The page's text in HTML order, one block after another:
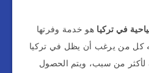
في تركيا هو خدمة وفرتها
كل من يرغب أن يظل في تركيا
من سبب، ويتم الحصول